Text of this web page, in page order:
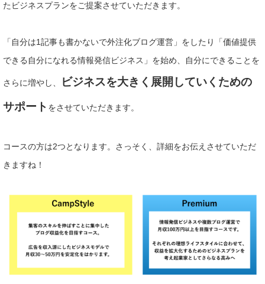
たビジネスプランをご提案させていただきます。
「自分は1記事も書かないで外注化ブログ運営」をしたり「価値提供
できる自分になれる情報発信ビジネス」を始め、自分にできることを
さらに増やし、
ビジネスを大きく展開していくための
サポート をさせていただきます。
コースの方は2つとなります。さっそく、詳細をお伝えさせていただ
きますね！